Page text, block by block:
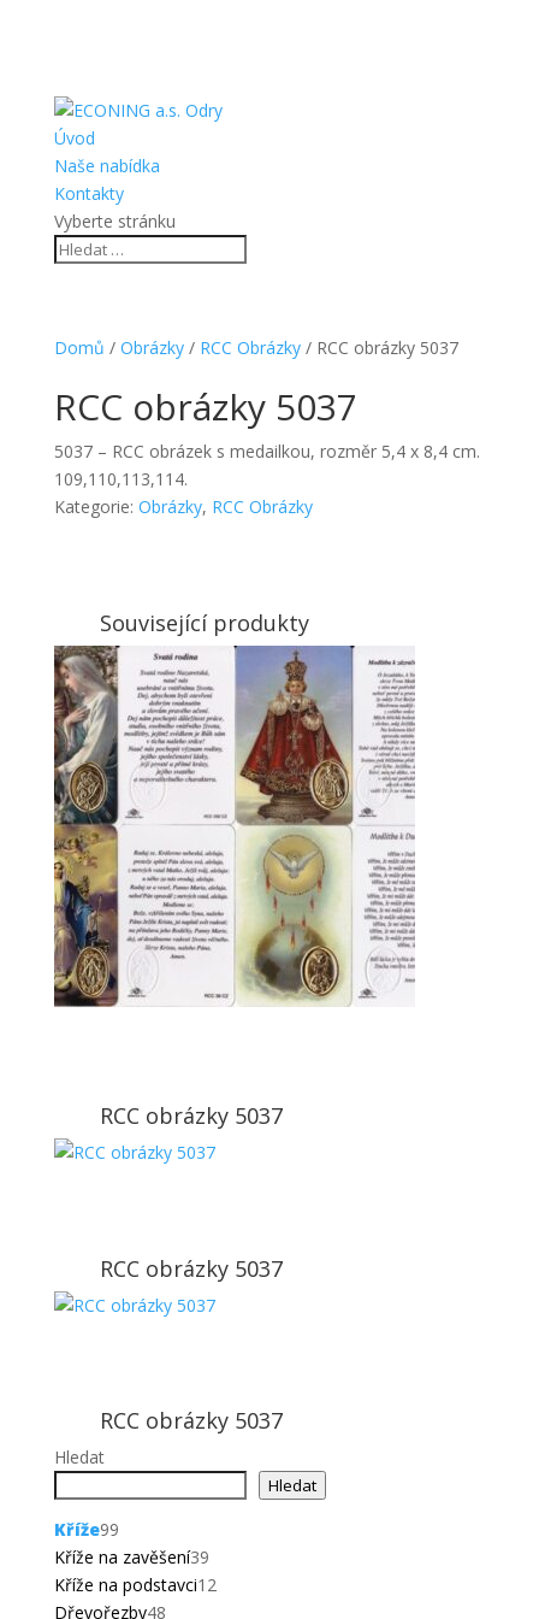
Úvod
Naše nabídka
Kontakty
Vyberte stránku
Domů / Obrázky/ RCC Obrázky/ RCC obrázky 5037
RCC obrázky 5037
5037 – RCC obrázek s medailkou, rozměr 5,4 x 8,4 cm.
109,110,113,114.
Kategorie: Obrázky, RCC Obrázky
Související produkty
RCC obrázky 5037
RCC obrázky 5037
RCC obrázky 5037
Hledat
Hledat
Kříže9999
produktů
Kříže na zavěšení3939
produktů
Kříže na podstavci1212
Dřevořezby4848